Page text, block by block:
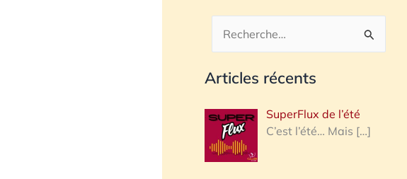
c
h
r
Articles récents
SuperFlux de l’été
C’est l’été… Mais […]